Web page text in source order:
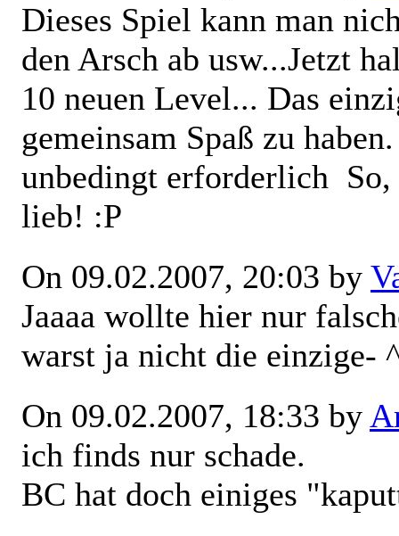
Dieses Spiel kann man
den Arsch ab usw...Jetzt
10 neuen Level... Das
gemeinsam Spaß zu
unbedingt erforderlich
lieb! :P
On 09.02.2007, 20:03 by
Jaaaa wollte hier nur
warst ja nicht die einzige-
On 09.02.2007, 18:33 by
ich finds nur schade.
BC hat doch einiges